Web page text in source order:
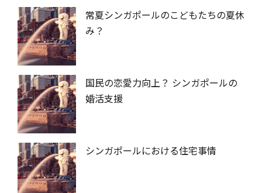
常夏シンガポールのこどもたちの夏休
み？
国民の恋愛力向上？ シンガポールの
婚活支援
シンガポールにおける住宅事情